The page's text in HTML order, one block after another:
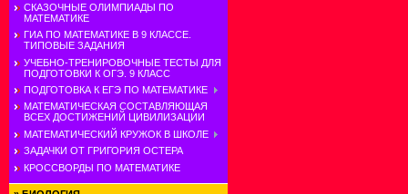
СКАЗОЧНЫЕ ОЛИМПИАДЫ ПО
МАТЕМАТИКЕ
ГИА ПО МАТЕМАТИКЕ В 9 КЛАССЕ.
ТИПОВЫЕ ЗАДАНИЯ
УЧЕБНО-ТРЕНИРОВОЧНЫЕ ТЕСТЫ ДЛЯ
ПОДГОТОВКИ К ОГЭ. 9 КЛАСС
ПОДГОТОВКА К ЕГЭ ПО МАТЕМАТИКЕ
МАТЕМАТИЧЕСКАЯ СОСТАВЛЯЮЩАЯ
ВСЕХ ДОСТИЖЕНИЙ ЦИВИЛИЗАЦИИ
МАТЕМАТИЧЕСКИЙ КРУЖОК В ШКОЛЕ
ЗАДАЧКИ ОТ ГРИГОРИЯ ОСТЕРА
КРОССВОРДЫ ПО МАТЕМАТИКЕ